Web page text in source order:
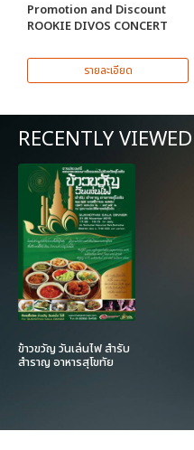
Promotion and Discount
ROOKIE DIVOS CONCERT
รายละเอียด
RECENTLY VIEWED
ข้าวขวัญ วันเล่นไฟ สำรับ
สำราญ อาหารสุโขทัย